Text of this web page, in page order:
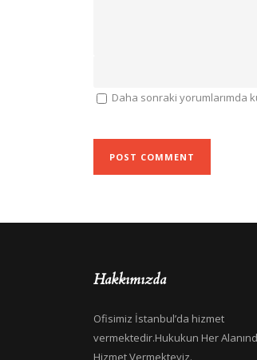
Daha sonraki yorumlarımda
Hakkımızda
Ofisimiz İstanbul’da hizmet
vermektedir.Hukukun Her
Hizmet Vermekteyiz.